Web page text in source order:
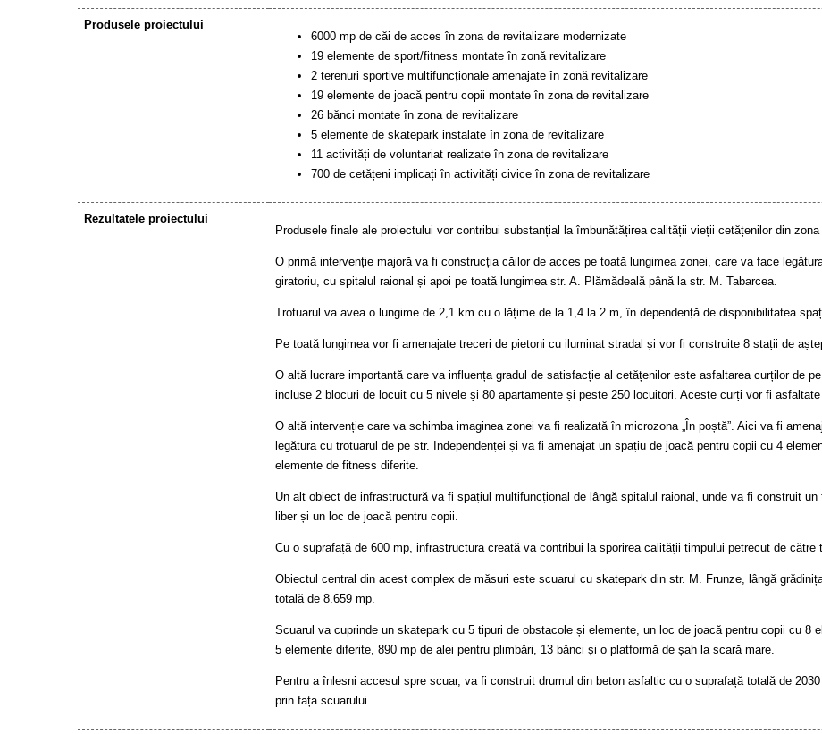
Produsele proiectului
6000 mp de căi de acces în zona de revitalizare modernizate
19 elemente de sport/fitness montate în zonă revitalizare
2 terenuri sportive multifuncționale amenajate în zonă revitalizare
19 elemente de joacă pentru copii montate în zona de revitalizare
26 bănci montate în zona de revitalizare
5 elemente de skatepark instalate în zona de revitalizare
11 activități de voluntariat realizate în zona de revitalizare
700 de cetățeni implicați în activități civice în zona de revitalizare
Rezultatele proiectului
Produsele finale ale proiectului vor contribui substanțial la îmbunătățirea calității vieții cetățenilor din
O primă intervenție majoră va fi construcția căilor de acces pe toată lungimea zonei, care va face
giratoriu, cu spitalul raional și apoi pe toată lungimea str. A. Plămădeală până la str. M. Tabarcea.
Trotuarul va avea o lungime de 2,1 km cu o lățime de la 1,4 la 2 m, în dependență de disponibilitatea
Pe toată lungimea vor fi amenajate treceri de pietoni cu iluminat stradal și vor fi construite 8 stații de
O altă lucrare importantă care va influența gradul de satisfacție al cetățenilor este asfaltarea curților de
incluse 2 blocuri de locuit cu 5 nivele și 80 apartamente și peste 250 locuitori. Aceste curți vor fi
O altă intervenție care va schimba imaginea zonei va fi realizată în microzona „În poștă”. Aici va fi
legătura cu trotuarul de pe str. Independenței și va fi amenajat un spațiu de joacă pentru copii cu 4
elemente de fitness diferite.
Un alt obiect de infrastructură va fi spațiul multifuncțional de lângă spitalul raional, unde va fi construit
liber și un loc de joacă pentru copii.
Cu o suprafață de 600 mp, infrastructura creată va contribui la sporirea calității timpului petrecut de către
Obiectul central din acest complex de măsuri este scuarul cu skatepark din str. M. Frunze, lângă
totală de 8.659 mp.
Scuarul va cuprinde un skatepark cu 5 tipuri de obstacole și elemente, un loc de joacă pentru copii cu 8
5 elemente diferite, 890 mp de alei pentru plimbări, 13 bănci și o platformă de șah la scară mare.
Pentru a înlesni accesul spre scuar, va fi construit drumul din beton asfaltic cu o suprafață totală de
prin fața scuarului.